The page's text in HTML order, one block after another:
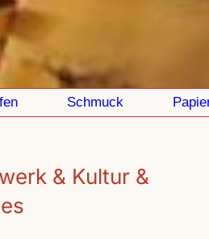
Schmuck Papier
& Kultur &